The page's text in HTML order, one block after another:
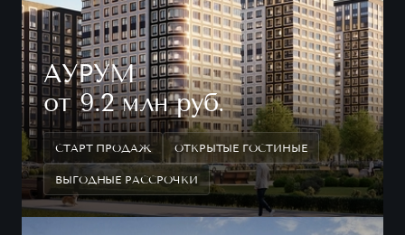
АУРУМ
от 9.2 млн руб.
СТАРТ ПРОДАЖ ОТКРЫТЫЕ ГОСТИНЫЕ
ВЫГОДНЫЕ РАССРОЧКИ